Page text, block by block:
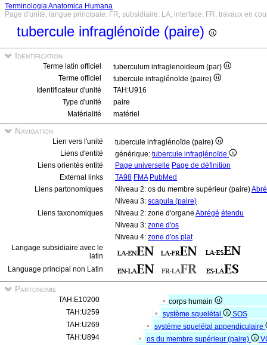
Terminologia Anatomica Humana
Page d'unité, langue principale: FR, subsidiaire: LA, interface: FR, travaux en
tubercule infraglénoïde (paire)
Identification
Terme latin officiel
tuberculum infraglenoideum (par)
Terme officiel
tubercule infraglénoïde (paire)
Identificateur d'unité
TAH:U916
Type d'unité
paire
Matérialité
matériel
Navigation
Lien vers l'unité
tubercule infraglénoïde (paire)
Liens d'entité
générique: tubercule infraglénoïde
Liens orientés entité
Page universelle Page de définition
External links
TA98 FMA PubMed
Liens partonomiques
Niveau 2: os du membre supérieur (paire)
Niveau 3: scapula (paire)
Liens taxonomiques
Niveau 2: zone d'organe Abrégé étendu
Niveau 3: zone d'os
Niveau 4: zone d'os plat
Langage subsidiaire avec le
latin
Language principal non Latin
Partonomie
TAH:E10200
corps humain
TAH:U259
système squelétal
SOS
TAH:U269
système squelétal appendiculaire
TAH:U894
os du membre supérieur (paire)